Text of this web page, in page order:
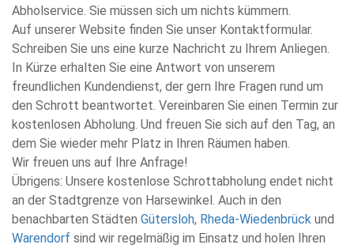
Abholservice. Sie müssen sich um nichts kümmern.
Auf unserer Website finden Sie unser Kontaktformular.
Schreiben Sie uns eine kurze Nachricht zu Ihrem Anliegen.
In Kürze erhalten Sie eine Antwort von unserem
freundlichen Kundendienst, der gern Ihre Fragen rund um
den Schrott beantwortet. Vereinbaren Sie einen Termin zur
kostenlosen Abholung. Und freuen Sie sich auf den Tag, an
dem Sie wieder mehr Platz in Ihren Räumen haben.
Wir freuen uns auf Ihre Anfrage!
Übrigens: Unsere kostenlose Schrottabholung endet nicht
an der Stadtgrenze von Harsewinkel. Auch in den
benachbarten Städten Gütersloh, Rheda-Wiedenbrück und
Warendorf sind wir regelmäßig im Einsatz und holen Ihren